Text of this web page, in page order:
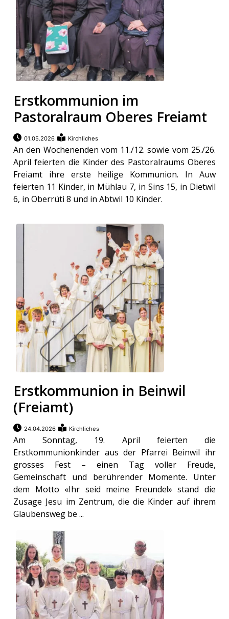
Erstkommunion im
Pastoralraum Oberes Freiamt
01.05.2026 Kirchliches
An den Wochenenden vom 11./12. sowie vom 25./26.
April feierten die Kinder des Pastoralraums Oberes
Freiamt ihre erste heilige Kommunion. In Auw
feierten 11 Kinder, in Mühlau 7, in Sins 15, in Dietwil
6, in Oberrüti 8 und in Abtwil 10 Kinder.
Erstkommunion in Beinwil
(Freiamt)
24.04.2026 Kirchliches
Am Sonntag, 19. April feierten die
Erstkommunionkinder aus der Pfarrei Beinwil ihr
grosses Fest – einen Tag voller Freude,
Gemeinschaft und berührender Momente. Unter
dem Motto «Ihr seid meine Freunde!» stand die
Zusage Jesu im Zentrum, die die Kinder auf ihrem
Glaubensweg be ...